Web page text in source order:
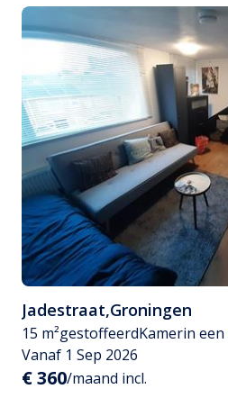
Jadestraat,Groningen
15 m²gestoffeerdKamerin
Vanaf 1 Sep 2026
€ 360/maand incl.